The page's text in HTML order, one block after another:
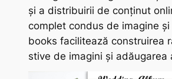
și a distribuirii de conținut
complet condus de imagine
books facilitează construirea
stive de imagini și adăugarea